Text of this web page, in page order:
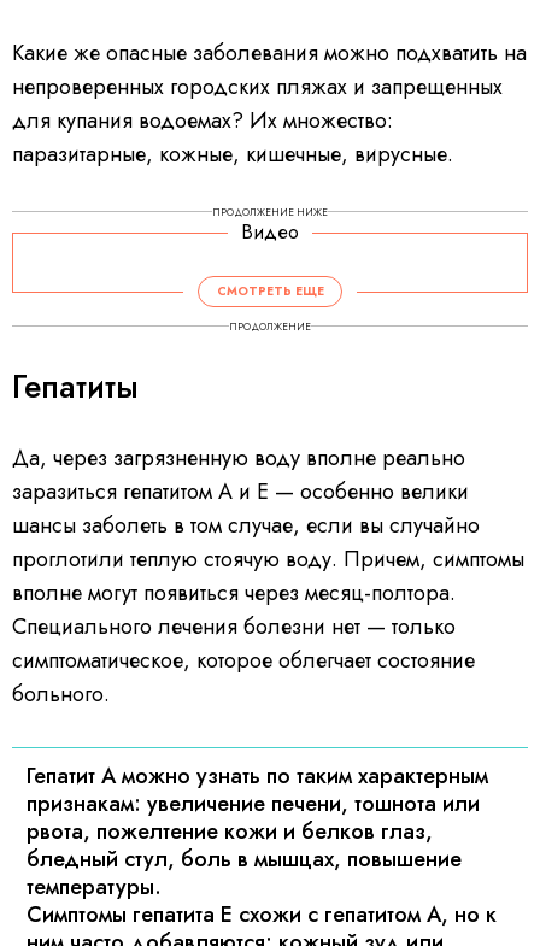
Какие же опасные заболевания можно подхватить на
непроверенных городских пляжах и запрещенных
для купания водоемах? Их множество:
паразитарные, кожные, кишечные, вирусные.
ПРОДОЛЖЕНИЕ НИЖЕ
Видео
i
d
e
o
P
l
d
i
g
СМОТРЕТЬ ЕЩЕ
ПРОДОЛЖЕНИЕ
Гепатиты
Да, через загрязненную воду вполне реально
заразиться гепатитом А и Е — особенно велики
шансы заболеть в том случае, если вы случайно
проглотили теплую стоячую воду. Причем, симптомы
вполне могут появиться через месяц-полтора.
Специального лечения болезни нет — только
симптоматическое, которое облегчает состояние
больного.
Гепатит А можно узнать по таким характерным
признакам: увеличение печени, тошнота или
рвота, пожелтение кожи и белков глаз,
бледный стул, боль в мышцах, повышение
температуры.
Симптомы гепатита Е схожи с гепатитом А, но к